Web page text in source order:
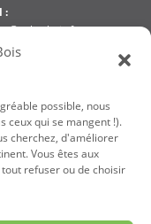
possible, nous
ceux qui se mangent !).
cherchez, d'améliorer
Vous êtes aux
refuser ou de choisir
:
bois.fr
:
VOTRE DEVIS
GRATUIT